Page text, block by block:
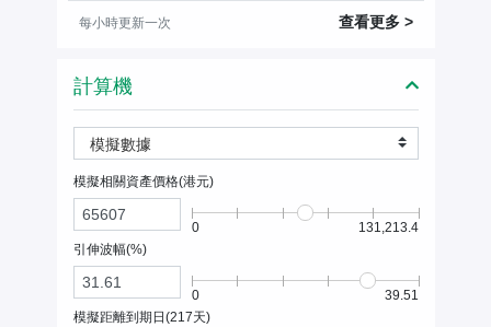
每小時更新一次 查看更多 >
計算機
模擬數據
模擬相關資產價格(港元)
0
131,213.4
引伸波幅(%)
0
39.51
模擬距離到期日(217天)